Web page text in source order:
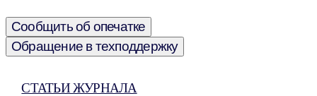
Сообщить об опечатке
Обращение в техподдержку
СТАТЬИ ЖУРНАЛА